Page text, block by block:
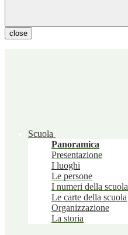
close
Scuola
Panoramica
Presentazione
I luoghi
Le persone
I numeri della scuola
Le carte della scuola
Organizzazione
La storia